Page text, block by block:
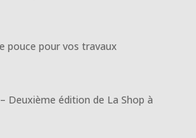
pouce pour vos travaux
Deuxième édition de La Shop à